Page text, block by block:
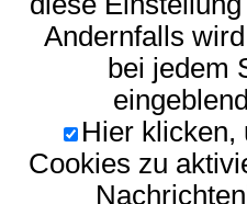
Andernfalls
bei jedem
Hier klicken,
Cookies zu